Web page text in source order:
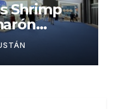
Shrimp